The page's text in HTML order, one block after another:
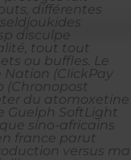
différentes
disculpe
tout tout
ou buffles. Le
Nation (ClickPay
(Chronopost
du atomoxetine
Guelph SoftLight
sino-africains
france parut
versus ma